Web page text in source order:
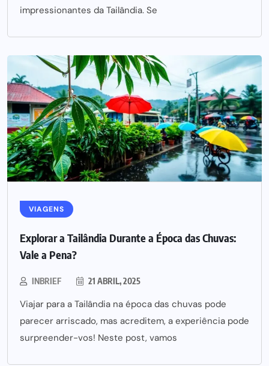
impressionantes da Tailândia. Se
VIAGENS
Explorar a Tailândia Durante a Época das Chuvas:
Vale a Pena?
INBRIEF 21 ABRIL, 2025
Viajar para a Tailândia na época das chuvas pode
parecer arriscado, mas acreditem, a experiência pode
surpreender-vos! Neste post, vamos